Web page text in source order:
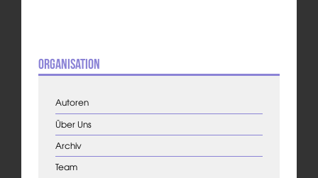
Organisation
Autoren
Über Uns
Archiv
Team